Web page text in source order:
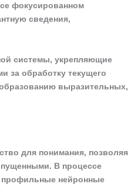
фокусированном
сведения,
системы, укрепляющие
за обработку текущего
выразительных,
для понимания, позволяя
В процессе
профильные нейронные